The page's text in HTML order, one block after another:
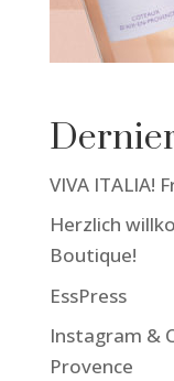
VIVA ITALIA!
Herzlich
Boutique!
EssPress
Instagram &
Provence